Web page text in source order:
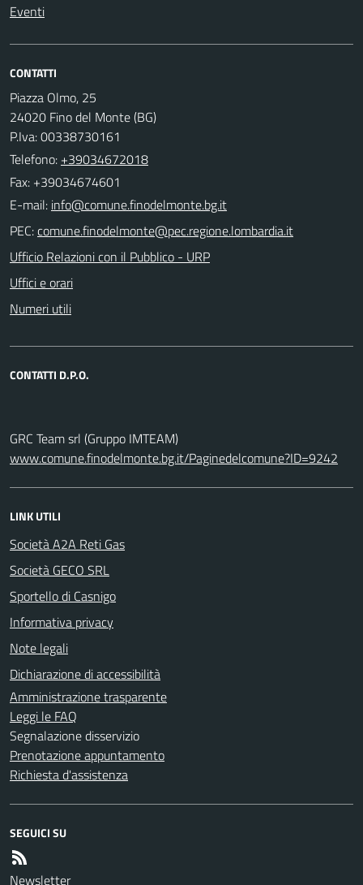
Eventi
CONTATTI
Piazza Olmo, 25
24020 Fino del Monte (BG)
P.Iva: 00338730161
Telefono: +39034672018
Fax: +39034674601
E-mail:
PEC:
Ufficio Relazioni con il Pubblico - URP
Uffici e orari
Numeri utili
CONTATTI D.P.O.
GRC Team srl (Gruppo IMTEAM)
www.comune.finodelmonte.bg.it/Paginedelcomune?ID=9242
LINK UTILI
Società A2A Reti Gas
Società GECO SRL
Sportello di Casnigo
Informativa privacy
Note legali
Dichiarazione di accessibilità
Amministrazione trasparente
Leggi le FAQ
Segnalazione disservizio
Prenotazione appuntamento
Richiesta d'assistenza
SEGUICI SU
Newsletter